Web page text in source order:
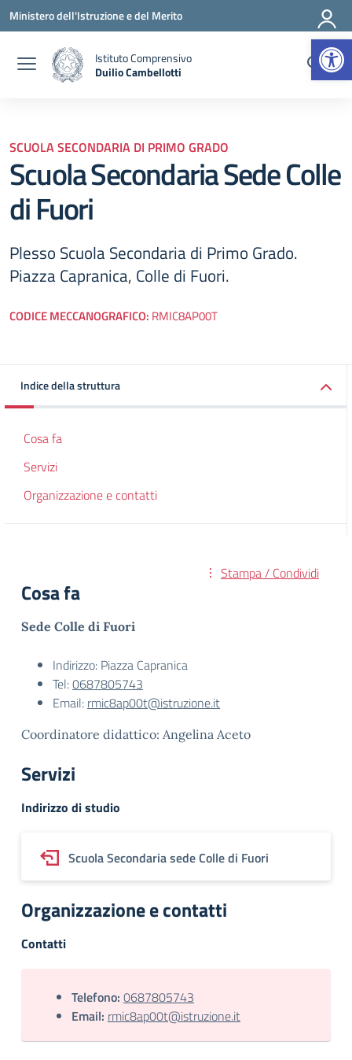
Vai ai contenuti
Vai al menu di navigazione
Vai al footer
Ministero dell'Istruzione e del Merito
Istituto Comprensivo
Duilio Cambellotti
SCUOLA SECONDARIA DI PRIMO GRADO
Scuola Secondaria Sede Colle
di Fuori
Plesso Scuola Secondaria di Primo Grado.
Piazza Capranica, Colle di Fuori.
CODICE MECCANOGRAFICO: RMIC8AP00T
Indice della struttura
Cosa fa
Servizi
Organizzazione e contatti
Stampa / Condividi
Cosa fa
Sede Colle di Fuori
Indirizzo: Piazza Capranica
Tel:0687805743
Email: rmic8ap00t@istruzione.it
Coordinatore didattico: Angelina Aceto
Servizi
Indirizzo di studio
Scuola Secondaria sede Colle di Fuori
Organizzazione e contatti
Contatti
Telefono: 0687805743
Email: rmic8ap00t@istruzione.it